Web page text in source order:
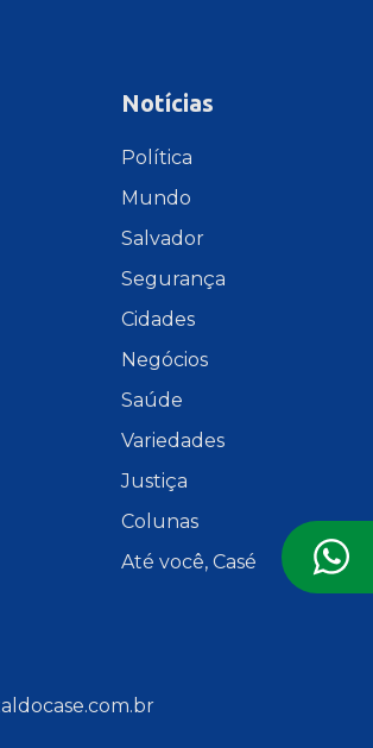
Notícias
Política
Mundo
Salvador
Segurança
Cidades
Negócios
Saúde
Variedades
Justiça
Colunas
Até você, Casé